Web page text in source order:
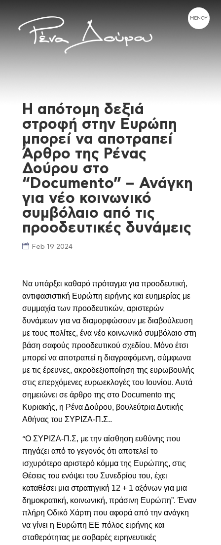
Η απότομη δεξιά
στροφή στην Ευρώπη
μπορεί να αποτραπεί
Άρθρο της Ρένας
Δούρου στο
“Documento” – Ανάγκη
για νέο κοινωνικό
συμβόλαιο από τις
προοδευτικές δυνάμεις
Feb 19 2024
Να υπάρξει καθαρό πρόταγμα για προοδευτική,
αντιφασιστική Ευρώπη ειρήνης και ευημερίας με
συμμαχία των προοδευτικών, αριστερών
δυνάμεων για να διαμορφώσουν με διαβούλευση
με τους πολίτες, ένα νέο κοινωνικό συμβόλαιο στη
βάση σαφούς προοδευτικού σχεδίου. Μόνο έτσι
μπορεί να αποτραπεί η διαγραφόμενη, σύμφωνα
με τις έρευνες, ακροδεξιοποίηση της ευρωβουλής
στις επερχόμενες ευρωεκλογές του Ιουνίου. Αυτά
σημειώνει σε άρθρο της στο Documento της
Κυριακής, η Ρένα Δούρου, βουλεύτρια Δυτικής
Αθήνας του ΣΥΡΙΖΑ-Π.Σ..
“Ο ΣΥΡΙΖΑ-Π.Σ, με την αίσθηση ευθύνης που
πηγάζει από το γεγονός ότι αποτελεί το
ισχυρότερο αριστερό κόμμα της Ευρώπης, στις
Θέσεις του ενόψει του Συνεδρίου του, έχει
καταθέσει μια στρατηγική 12 + 1 αξόνων για μια
δημοκρατική, κοινωνική, πράσινη Ευρώπη”. Έναν
πλήρη Οδικό Χάρτη που αφορά από την ανάγκη
να γίνει η Ευρώπη ΕΕ πόλος ειρήνης και
σταθερότητας με σοβαρές ειρηνευτικές